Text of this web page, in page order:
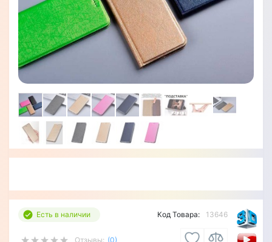
Есть в наличии
Отзывы: (0)
Код Товара: 13646